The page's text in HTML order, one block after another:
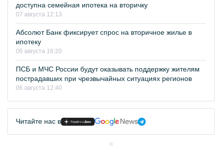
доступна семейная ипотека на вторичку
07 августа 12:13
Абсолют Банк фиксирует спрос на вторичное жилье в
ипотеку
06 августа 16:20
ПСБ и МЧС России будут оказывать поддержку жителям
пострадавших при чрезвычайных ситуациях регионов
06 августа 12:40
Читайте нас в